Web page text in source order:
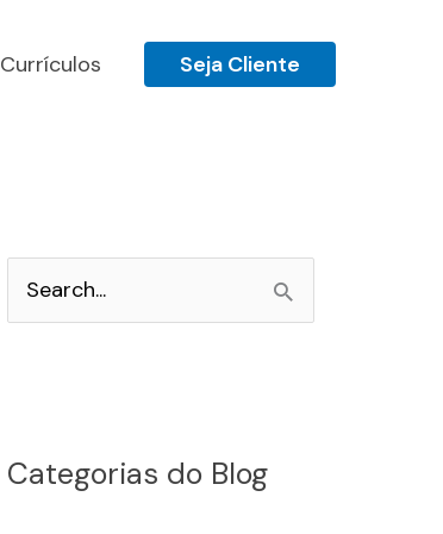
Currículos Seja Cliente
u
Categorias do Blog